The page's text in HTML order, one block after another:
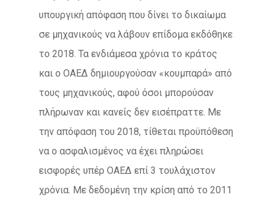
υπουργική απόφαση που δίνει το δικαίωμα
σε μηχανικούς να λάβουν επίδομα εκδόθηκε
το 2018. Τα ενδιάμεσα χρόνια το κράτος
και ο ΟΑΕΔ δημιουργούσαν «κουμπαρά» από
τους μηχανικούς, αφού όσοι μπορούσαν
πλήρωναν και κανείς δεν εισέπραττε. Με
την απόφαση του 2018, τίθεται προϋπόθεση
να ο ασφαλισμένος να έχει πληρώσει
εισφορές υπέρ ΟΑΕΔ επί 3 τουλάχιστον
χρόνια. Με δεδομένη την κρίση από το 2011